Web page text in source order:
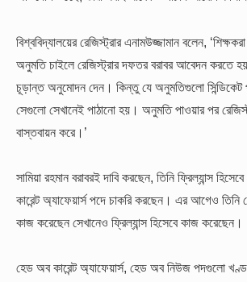
বিশ্ববিদ্যালয়ের রেজিস্ট্রার এনামউজ্জামান বলেন,
অনুমতি চাইলে রেজিস্ট্রার দফতর বরাবর আবেদন করতে
চূড়ান্ত অনুমোদন দেন। কিন্তু যে অনুমতিগুলো সিন্ডিকেট
সেগুলো সেখানেই পাঠানো হয়। অনুমতি পাওয়ার পর
বাস্তবায়ন করে।’
সামিয়া রহমান বরাবরই দাবি করছেন, তিনি ফ্রিল্যান্স
কারেন্ট অ্যাফেয়ার্স পদে চাকরি করছেন। এর আগেও তিনি
কাজ করেছেন সেখানেও ফ্রিল্যান্স হিসেবে কাজ করেছেন।
হেড অব কারেন্ট অ্যাফেয়ার্স, হেড অব নিউজ পদগুলো